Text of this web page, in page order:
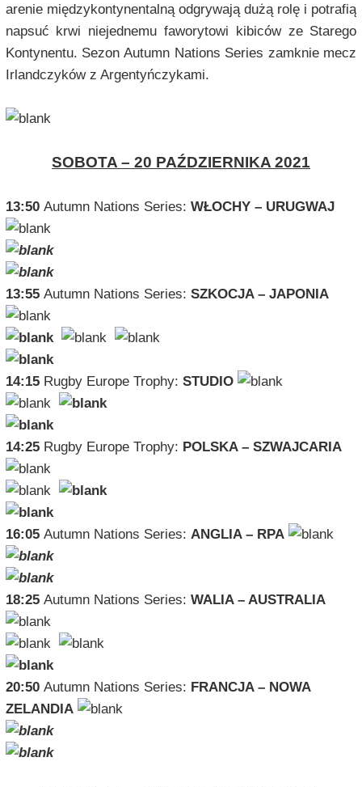
arenie międzykontynentalną odgrywają dużą rolę i potrafią
napsuć krwi niejednemu faworytowi kibiców ze Starego
Kontynentu. Sezon Autumn Nations Series zamknie mecz
Irlandczyków z Argentyńczykami.
SOBOTA – 20 PAŹDZIERNIKA 2021
13:50Autumn Nations Series: WŁOCHY – URUGWAJ
13:55Autumn Nations Series: SZKOCJA – JAPONIA
14:15Rugby Europe Trophy: STUDIO
14:25Rugby Europe Trophy: POLSKA – SZWAJCARIA
16:05Autumn Nations Series: ANGLIA – RPA
18:25Autumn Nations Series: WALIA – AUSTRALIA
20:50Autumn Nations Series: FRANCJA – NOWA
ZELANDIA